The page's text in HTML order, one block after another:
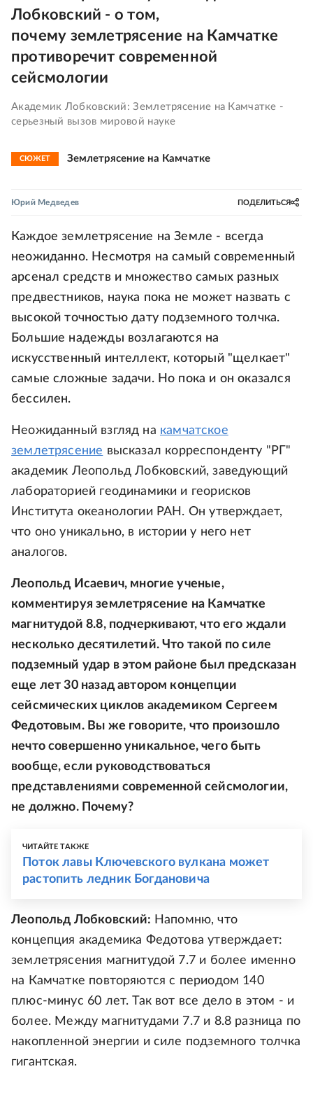
Лобковский - о том,
почему землетрясение на Камчатке
противоречит современной
сейсмологии
Академик Лобковский: Землетрясение на Камчатке -
серьезный вызов мировой науке
СЮЖЕТ Землетрясение на Камчатке
Юрий Медведев ПОДЕЛИТЬСЯ
Каждое землетрясение на Земле - всегда
неожиданно. Несмотря на самый современный
арсенал средств и множество самых разных
предвестников, наука пока не может назвать с
высокой точностью дату подземного толчка.
Большие надежды возлагаются на
искусственный интеллект, который "щелкает"
самые сложные задачи. Но пока и он оказался
бессилен.
Неожиданный взгляд на камчатское
землетрясение высказал корреспонденту "РГ"
академик Леопольд Лобковский, заведующий
лабораторией геодинамики и георисков
Института океанологии РАН. Он утверждает,
что оно уникально, в истории у него нет
аналогов.
Леопольд Исаевич, многие ученые,
комментируя землетрясение на Камчатке
магнитудой 8.8, подчеркивают, что его ждали
несколько десятилетий. Что такой по силе
подземный удар в этом районе был предсказан
еще лет 30 назад автором концепции
сейсмических циклов академиком Сергеем
Федотовым. Вы же говорите, что произошло
нечто совершенно уникальное, чего быть
вообще, если руководствоваться
представлениями современной сейсмологии,
не должно. Почему?
ЧИТАЙТЕ ТАКЖЕ
Поток лавы Ключевского вулкана может
растопить ледник Богдановича
Леопольд Лобковский: Напомню, что
концепция академика Федотова утверждает:
землетрясения магнитудой 7.7 и более именно
на Камчатке повторяются с периодом 140
плюс-минус 60 лет. Так вот все дело в этом - и
более. Между магнитудами 7.7 и 8.8 разница по
накопленной энергии и силе подземного толчка
гигантская.